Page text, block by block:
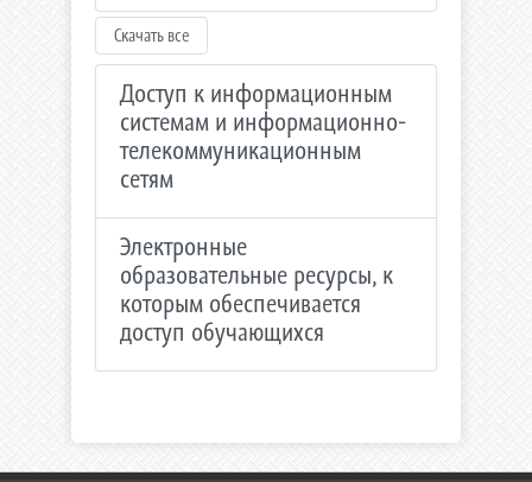
Скачать все
Доступ к информационным
системам и информационно-
телекоммуникационным
сетям
Электронные
образовательные ресурсы, к
которым обеспечивается
доступ обучающихся